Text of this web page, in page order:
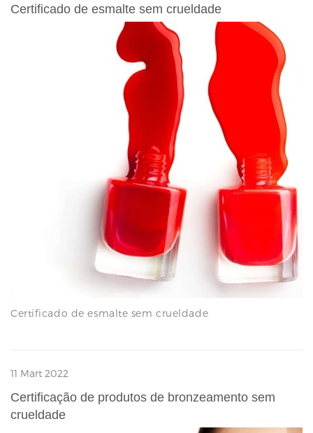
Certificado de esmalte sem crueldade
Certificado de esmalte sem crueldade
11 Mart 2022
Certificação de produtos de bronzeamento sem
crueldade